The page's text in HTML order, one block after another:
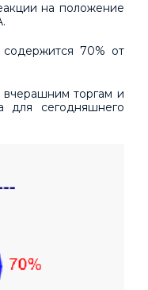
на положение
70% от
торгам и
для сегодняшнего